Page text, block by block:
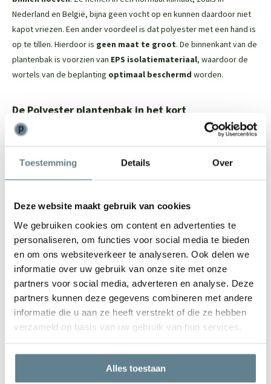
Toestemming Details Over
Deze website maakt gebruik van cookies
We gebruiken cookies om content en advertenties te
personaliseren, om functies voor social media te bieden
en om ons websiteverkeer te analyseren. Ook delen we
informatie over uw gebruik van onze site met onze
partners voor social media, adverteren en analyse. Deze
partners kunnen deze gegevens combineren met andere
informatie die u aan ze heeft verstrekt of die ze hebben
verzameld op basis van uw gebruik van hun services.
Alles toestaan
Nederland en België, bijna geen vocht op en kunnen daardoor niet
kapot vriezen. Een ander voordeel is dat polyester met een hand is
op te tillen. Hierdoor is geen maat te groot. De binnenkant van de
plantenbak is voorzien van EPS isolatiemateriaal, waardoor de
wortels van de beplanting optimaal beschermd worden.
De Polyester plantenbak in het kort
Dit tijdloze model past in iedere tuin
staan
De binnenkant van de plantenbak is voorzien van EPS
Door het materiaal is het een lichtgewicht plantenbak
De plantenbak heeft een robuuste uitstraling en een mooie
randafwerking
Door en door gekleurd, ruime keuze uit ral kleuren
Vele maatwerk opties mogelijk
Let op: de onderkant van de polyester plantenbak is niet (netjes)
afgewerkt, maar dit is niet zichtbaar
Om de polyester plantenbak zo stralend mogelijk te houden, raden